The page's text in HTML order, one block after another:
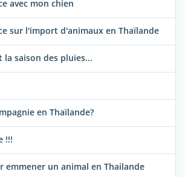
avec mon chien
sur l'import d'animaux en Thaïlande
la saison des pluies...
en Thaïlande?
!!!
emmener un animal en Thailande